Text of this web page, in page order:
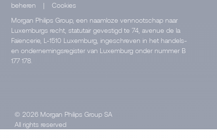
beheren
|
Cookies
Morgan Philips Group, een naamloze vennootschap naar
Luxemburgs recht, statutair gevestigd te 74, avenue de la
Faïencerie, L-1510 Luxemburg, ingeschreven in het handels-
en ondernemingsregister van Luxemburg onder nummer B
177 178.
© 2026 Morgan Philips Group SA
All rights reserved